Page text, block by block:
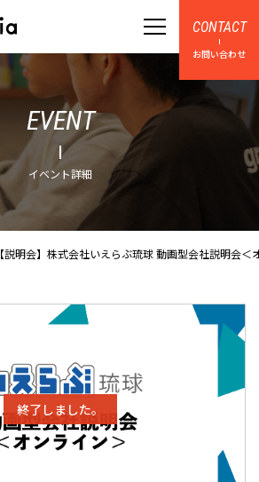
CONTACT
お問い合わせ
EVENT
イベント詳細
【説明会】株式会社いえらぶ琉球 動画型会社説明会
終了しました。